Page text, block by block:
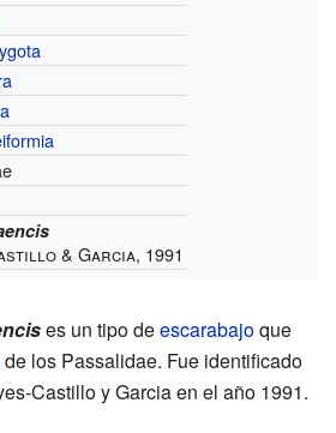
& Garcia, 1991
es un tipo deescarabajoque
de los Passalidae. Fue identificado
Castillo y Garcia en el año 1991.